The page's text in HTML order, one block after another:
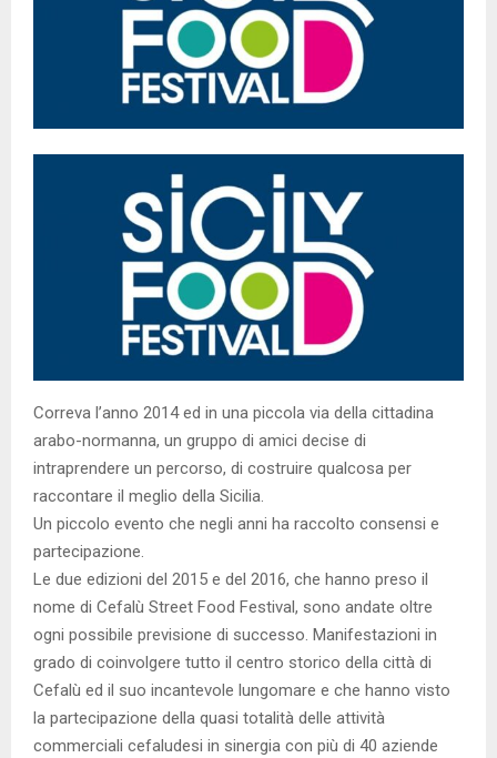
Correva l’anno 2014 ed in una piccola via della cittadina
arabo-normanna, un gruppo di amici decise di
intraprendere un percorso, di costruire qualcosa per
raccontare il meglio della Sicilia.
Un piccolo evento che negli anni ha raccolto consensi e
partecipazione.
Le due edizioni del 2015 e del 2016, che hanno preso il
nome di Cefalù Street Food Festival, sono andate oltre
ogni possibile previsione di successo. Manifestazioni in
grado di coinvolgere tutto il centro storico della città di
Cefalù ed il suo incantevole lungomare e che hanno visto
la partecipazione della quasi totalità delle attività
commerciali cefaludesi in sinergia con più di 40 aziende